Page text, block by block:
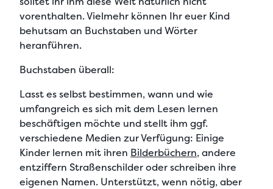
vorenthalten. Vielmehr können Ihr euer Kind
behutsam an Buchstaben und Wörter
heranführen.
Buchstaben überall:
Lasst es selbst bestimmen, wann und wie
umfangreich es sich mit dem Lesen lernen
beschäftigen möchte und stellt ihm ggf.
verschiedene Medien zur Verfügung: Einige
Kinder lernen mit ihren Bilderbüchern, andere
entziffern Straßenschilder oder schreiben ihre
eigenen Namen. Unterstützt, wenn nötig, aber